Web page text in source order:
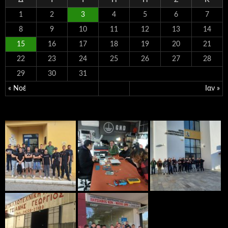
« Νοέ Ιαν »
1 2 3 4 5 6 7
8 9 10 11 12 13 14
15 16 17 18 19 20 21
22 23 24 25 26 27 28
29 30 31